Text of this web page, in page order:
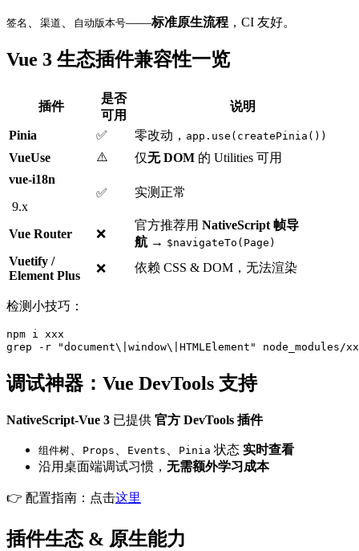
签名 渠道 自动版本号——标准原生流程 ，CI 友好。
Vue 3 生态插件兼容性一览
插件
是否
可用
说明
Pinia ✅ 零改动， app.use(createPinia())
VueUse ⚠️ 仅无 DOM 的 Utilities 可用
vue-i18n
9.x
✅ 实测正常
Vue Router ❌
官方推荐用 NativeScript 帧导
航 → $navigateTo(Page)
Vuetify /
Element Plus
❌ 依赖 CSS & DOM，无法渲染
检测小技巧：
npm i xxx
调试神器：Vue DevTools 支持
NativeScript-Vue 3 已提供 官方 DevTools 插件
组件树 Props Events Pinia 状态 实时查看
沿用桌面端调试习惯， 无需额外学习成本
👉 配置指南：点击这里
插件生态 & 原生能力